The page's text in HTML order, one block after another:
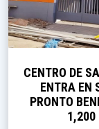
JUNÍN
PATRIAS E